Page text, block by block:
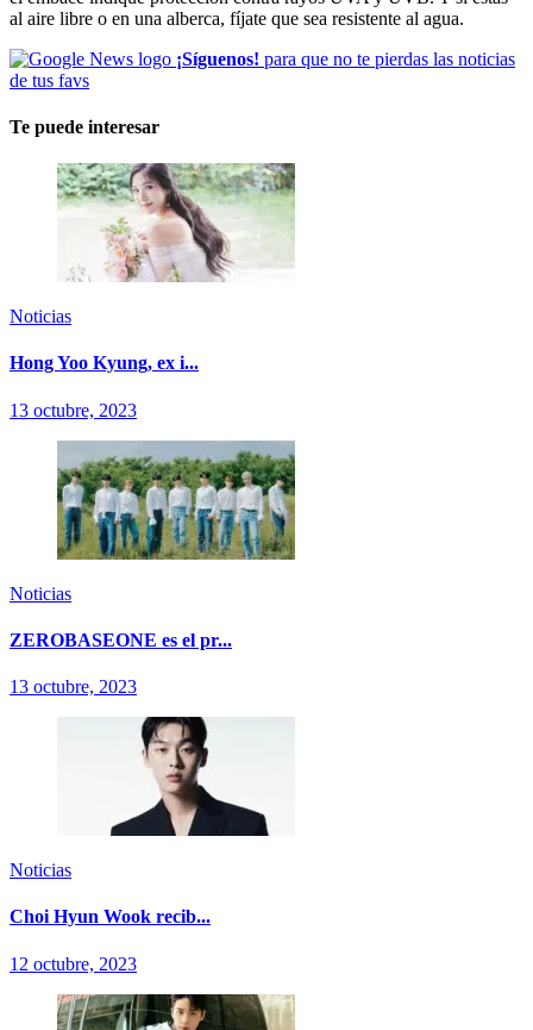
al aire libre o en una alberca, fíjate que sea resistente al agua.
¡Síguenos! para que no te pierdas las noticias
de tus favs
Te puede interesar
Noticias
Hong Yoo Kyung, ex i...
13 octubre, 2023
Noticias
ZEROBASEONE es el pr...
13 octubre, 2023
Noticias
Choi Hyun Wook recib...
12 octubre, 2023